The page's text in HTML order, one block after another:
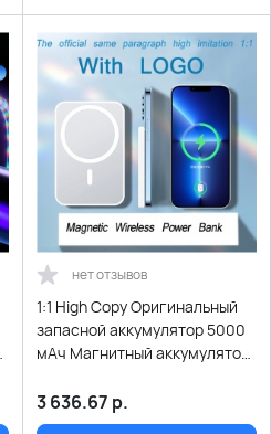
нет отзывов
1:1 High Copy Оригинальный
запасной аккумулятор 5000
мАч Магнитный аккумулятор
iPhone 12 13 ProMax Внешняя
батарея
3 636.67 р.